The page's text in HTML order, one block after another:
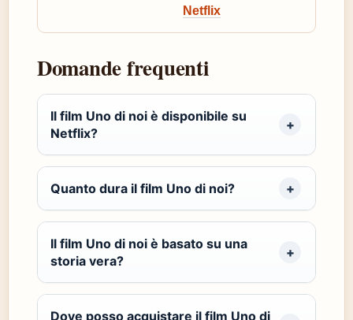
Netflix
Domande frequenti
Il film Uno di noi è disponibile su
Netflix?
Quanto dura il film Uno di noi?
Il film Uno di noi è basato su una
storia vera?
Dove posso acquistare il film Uno di